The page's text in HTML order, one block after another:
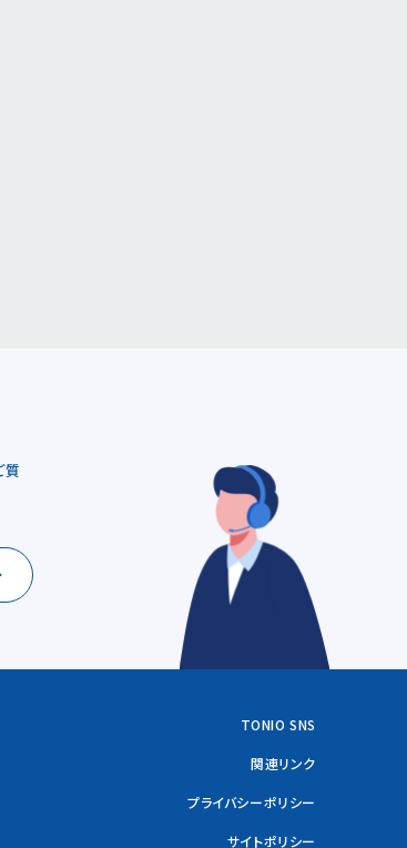
質
TONIO SNS
関連リンク
プライバシーポリシー
サイトポリシー